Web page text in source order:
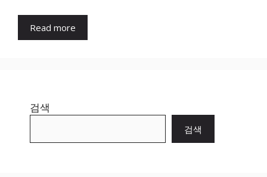
Read more
검색
검색